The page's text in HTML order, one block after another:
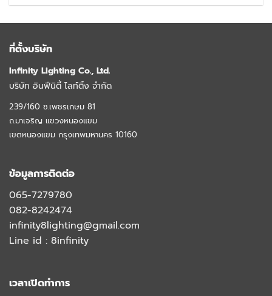
ที่ตั้งบริษัท
Infinity Lighting Co., Ltd.
บริษัท อินฟีนิตี้ ไลท์ติ้ง จำกัด
239/160 ซ.เพชรเกษม 81
ถ.มาเจริญ แขวงหนองแขม
เขตหนองแขม กรุงเทพมหานคร 10160
ข้อมูลการติดต่อ
065-7279780
082-8242474
infinity8lighting@gmail.com
Line id : 8infinity
เวลาเปิดทำการ